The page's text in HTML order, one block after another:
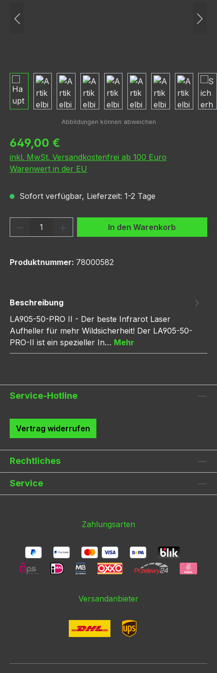
Regulärer Preis:
649,00 €
inkl. MwSt. Versandkostenfrei ab 100 Euro
Warenwert in der EU
Sofort verfügbar, Lieferzeit: 1-2 Tage
Produkt Anzahl: Gib denIn den Warenkorb
Produktnummer: 78000582
Beschreibung
LA905-50-PRO II - Der beste Infrarot Laser
Aufheller für mehr Wildsicherheit! Der LA905-50-
PRO-II ist ein spezieller In… Mehr
Service-Hotline
Vertrag widerrufen
Rechtliches
Service
Zahlungsarten
Versandanbieter